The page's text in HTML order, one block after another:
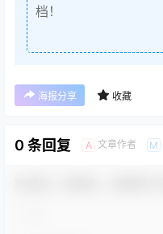
档！
海报分享 收藏
0 条回复 A 文章作者 M